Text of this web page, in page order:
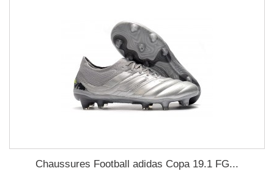
Chaussures Football adidas Copa 19.1 FG...